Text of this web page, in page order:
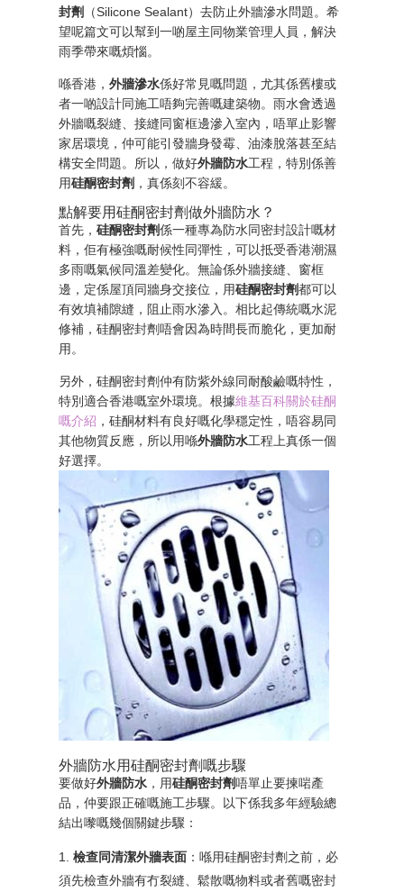
封劑
（Silicone Sealant）去防止外牆滲水問題。希
望呢篇文可以幫到一啲屋主同物業管理人員，解決
雨季帶來嘅煩惱。
喺香港， 外牆滲水係好常見嘅問題，尤其係舊樓或
者一啲設計同施工唔夠完善嘅建築物。雨水會透過
外牆嘅裂縫、接縫同窗框邊滲入室內，唔單止影響
家居環境，仲可能引發牆身發霉、油漆脫落甚至結
構安全問題。所以，做好外牆防水工程，特別係善
用硅酮密封劑 ，真係刻不容緩。
點解要用硅酮密封劑做外牆防水？
首先， 硅酮密封劑係一種專為防水同密封設計嘅材
料，佢有極強嘅耐候性同彈性，可以抵受香港潮濕
多雨嘅氣候同溫差變化。無論係外牆接縫、窗框
邊，定係屋頂同牆身交接位，用硅酮密封劑都可以
有效填補隙縫，阻止雨水滲入。相比起傳統嘅水泥
修補，硅酮密封劑唔會因為時間長而脆化，更加耐
用。
另外，硅酮密封劑仲有防紫外線同耐酸鹼嘅特性，
特別適合香港嘅室外環境。根據維基百科關於硅酮
嘅介紹 ，硅酮材料有良好嘅化學穩定性，唔容易同
其他物質反應，所以用喺外牆防水工程上真係一個
好選擇。
外牆防水用硅酮密封劑嘅步驟
要做好外牆防水，用硅酮密封劑唔單止要揀啱產
品，仲要跟正確嘅施工步驟。以下係我多年經驗總
結出嚟嘅幾個關鍵步驟：
檢查同清潔外牆表面：喺用硅酮密封劑之前，必
須先檢查外牆有冇裂縫、鬆散嘅物料或者舊嘅密封